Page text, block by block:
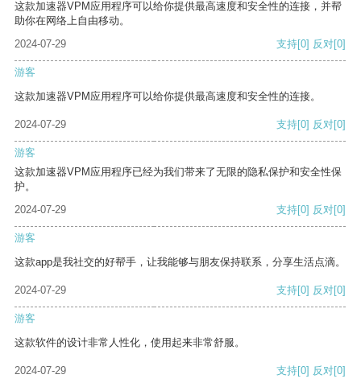
这款加速器VPM应用程序可以给你提供最高速度和安全性的连接，并帮
助你在网络上自由移动。
2024-07-29
支持[0] 反对[0]
游客
这款加速器VPM应用程序可以给你提供最高速度和安全性的连接。
2024-07-29 支持[0] 反对[0]
游客
这款加速器VPM应用程序已经为我们带来了无限的隐私保护和安全性保
护。
2024-07-29
支持[0] 反对[0]
游客
这款app是我社交的好帮手，让我能够与朋友保持联系，分享生活点滴。
2024-07-29 支持[0] 反对[0]
游客
这款软件的设计非常人性化，使用起来非常舒服。
2024-07-29 支持[0] 反对[0]